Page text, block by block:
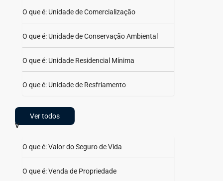
O que é: Unidade de Comercialização
O que é: Unidade de Conservação Ambiental
O que é: Unidade Residencial Mínima
O que é: Unidade de Resfriamento
Ver todos
V
O que é: Valor do Seguro de Vida
O que é: Venda de Propriedade